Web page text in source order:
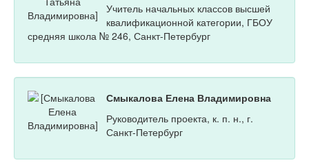
Учитель начальных классов высшей
квалификационной категории, ГБОУ
средняя школа № 246, Санкт-Петербург
Смыкалова Елена Владимировна
Руководитель проекта, к. п. н., г.
Санкт-Петербург